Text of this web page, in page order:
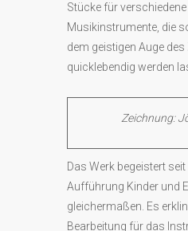
Stücke für verschiedene
Musikinstrumente, die
dem geistigen Auge
quicklebendig werden
Zeichnung:
Das Werk begeistert
Aufführung Kinder und
gleichermaßen. Es
Bearbeitung für das